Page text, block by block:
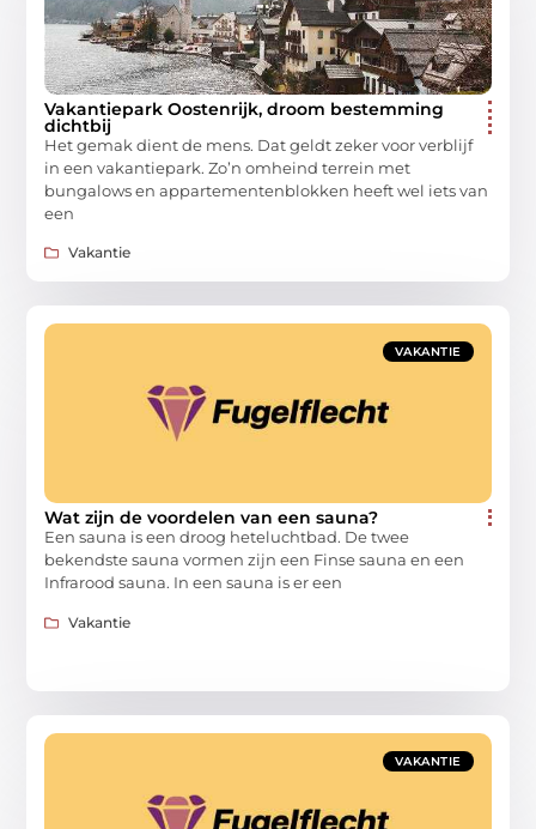
Vakantiepark Oostenrijk, droom bestemming
dichtbij
Het gemak dient de mens. Dat geldt zeker voor verblijf
in een vakantiepark. Zo’n omheind terrein met
bungalows en appartementenblokken heeft wel iets van
een
Vakantie
VAKANTIE
Wat zijn de voordelen van een sauna?
Een sauna is een droog heteluchtbad. De twee
bekendste sauna vormen zijn een Finse sauna en een
Infrarood sauna. In een sauna is er een
Vakantie
VAKANTIE